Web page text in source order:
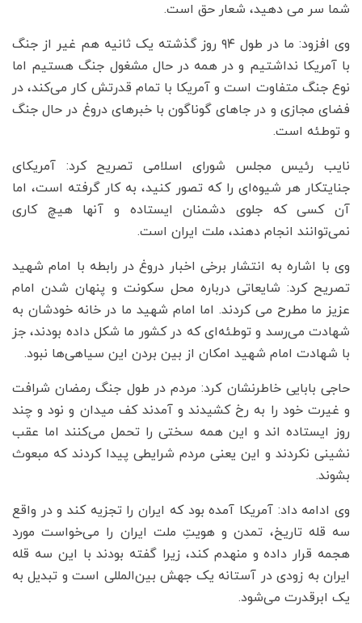
شما سر می دهید، شعار حق است.
وی افزود: ما در طول ۹۴ روز گذشته یک ثانیه هم غیر از جنگ
با آمریکا نداشتیم و در همه در حال مشغول جنگ هستیم اما
نوع جنگ متفاوت است و آمریکا با تمام قدرتش کار می‌کند، در
فضای مجازی و در جاهای گوناگون با خبرهای دروغ در حال جنگ
و توطئه است.
نایب رئیس مجلس شورای اسلامی تصریح کرد: آمریکای
جنایتکار هر شیوه‌ای را که تصور کنید، به کار گرفته است، اما
آن کسی که جلوی دشمنان ایستاده و آنها هیچ کاری
نمی‌توانند انجام دهند، ملت ایران است.
وی با اشاره به انتشار برخی اخبار دروغ در رابطه با امام شهید
تصریح کرد: شایعاتی درباره محل سکونت و پنهان شدن امام
عزیز ما مطرح می کردند. اما امام شهید ما در خانه خودشان‌ به
شهادت می‌رسد و توطئه‌ای که در کشور ما شکل داده بودند، جز
با شهادت امام شهید امکان از بین بردن این سیاهی‌ها نبود.
حاجی بابایی خاطرنشان کرد: مردم در طول جنگ رمضان شرافت
و غیرت خود را به رخ کشیدند و آمدند کف میدان و نود و چند
روز ایستاده اند و این همه سختی را تحمل می‌کنند اما عقب
نشینی نکردند و این یعنی مردم شرایطی‌ پیدا کردند که مبعوث
بشوند.
وی ادامه داد: آمریکا آمده بود که ایران را تجزیه کند و در واقع
سه قله تاریخ، تمدن و هویتِ ملت ایران را می‌خواست مورد
هجمه قرار داده و منهدم کند، زیرا گفته بودند با این سه قله
ایران به زودی در آستانه یک جهش بین‌المللی است و تبدیل به
یک ابرقدرت می‌شود.